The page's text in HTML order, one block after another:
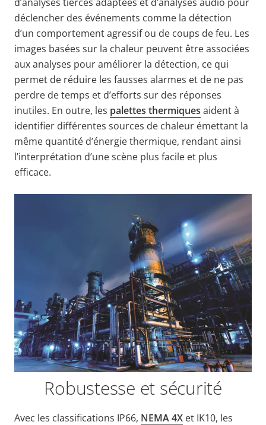
déclencher des événements comme la détection
d’un comportement agressif ou de coups de feu. Les
images basées sur la chaleur peuvent être associées
aux analyses pour améliorer la détection, ce qui
permet de réduire les fausses alarmes et de ne pas
perdre de temps et d’efforts sur des réponses
inutiles. En outre, les palettes thermiques aident à
identifier différentes sources de chaleur émettant la
même quantité d’énergie thermique, rendant ainsi
l’interprétation d’une scène plus facile et plus
efficace.
Robustesse et sécurité
Avec les classifications IP66, NEMA 4X et IK10, les